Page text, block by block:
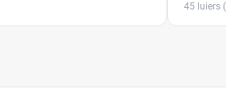
45 luiers